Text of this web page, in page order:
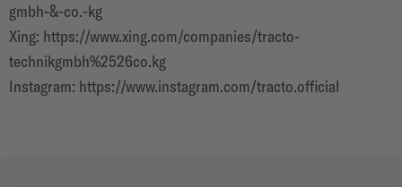
gmbh-&-co.-kg
Xing: https://www.xing.com/companies/tracto-
technikgmbh%2526co.kg
Instagram: https://www.instagram.com/tracto.official